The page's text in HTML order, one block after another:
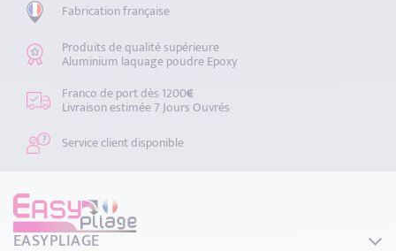
Fabrication française
Produits de qualité supérieure
Aluminium laquage poudre Epoxy
Franco de port dès 1200€
Livraison estimée 7 Jours Ouvrés
Service client disponible
EASYPLIAGE